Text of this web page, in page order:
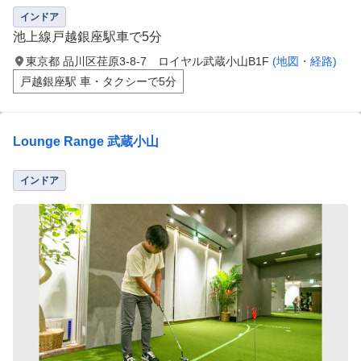
インドア
池上線戸越銀座駅車で5分
東京都 品川区荏原3‐8‐7 ロイヤル武蔵小山B1F (地図・経路)
戸越銀座駅 車・タクシーで5分
Lounge Range 武蔵小山
インドア